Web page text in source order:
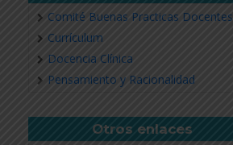
Comité Buenas Practicas Docentes
Currículum
Docencia Clínica
Pensamiento y Racionalidad
Otros enlaces
Revisar más información